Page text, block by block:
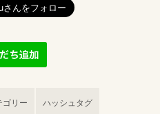
ゴリー ハッシュタグ